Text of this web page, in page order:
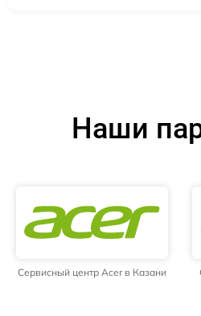
Наши
Сервисный центр Acer в Казани